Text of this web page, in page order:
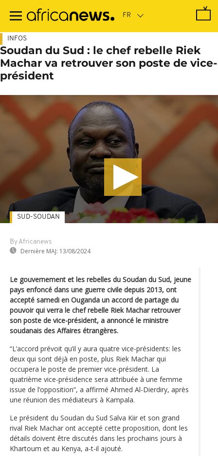
contenu
INFOS
Soudan du Sud : le chef rebelle Riek
Machar va retrouver son poste de vice-
président
By Africanews
Dernière MAJ: 13/08/2024
SUD-SOUDAN
Le gouvernement et les rebelles du Soudan du Sud, jeune
pays enfoncé dans une guerre civile depuis 2013, ont
accepté samedi en Ouganda un accord de partage du
pouvoir qui verra le chef rebelle Riek Machar retrouver
son poste de vice-président, a annoncé le ministre
soudanais des Affaires étrangères.
“L’accord prévoit qu’il y aura quatre vice-présidents: les
deux qui sont déjà en poste, plus Riek Machar qui
occupera le poste de premier vice-président. La
quatrième vice-présidence sera attribuée à une femme
issue de l’opposition”, a affirmé Ahmed Al-Dierdiry, après
une réunion des médiateurs à Kampala.
Le président du Soudan du Sud Salva Kiir et son grand
rival Riek Machar ont accepté cette proposition, dont les
détails doivent être discutés dans les prochains jours à
Khartoum et au Kenya, a-t-il ajouté.